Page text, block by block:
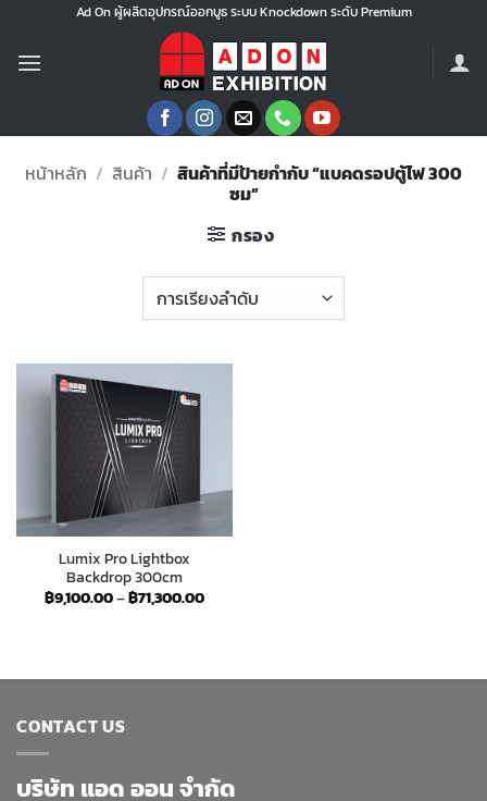
ยัง
Ad On ผู้ผลิตอุปกรณ์ออกบูธ ระบบ Knockdown ระดับ Premium
หน้าหลัก / สินค้า / สินค้าที่มีป้ายกำกับ “แบคดรอปตู้ไฟ 300
ซม”
กรอง
Lumix Pro Lightbox
Backdrop 300cm
฿9,100.00–฿71,300.00Price
CONTACT US
บริษัท แอด ออน จำกัด